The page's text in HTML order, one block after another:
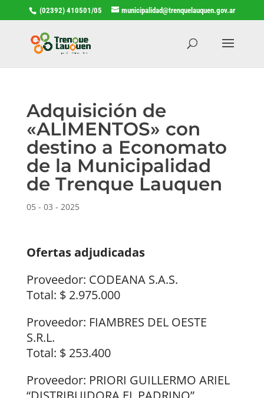
(02392) 410501/05 municipalidad@trenquelauquen.gov.ar
Adquisición de
«ALIMENTOS» con
destino a Economato
de la Municipalidad
de Trenque Lauquen
05 - 03 - 2025
Ofertas adjudicadas
Proveedor: CODEANA S.A.S.
Total: $ 2.975.000
Proveedor: FIAMBRES DEL OESTE
S.R.L.
Total: $ 253.400
Proveedor: PRIORI GUILLERMO ARIEL